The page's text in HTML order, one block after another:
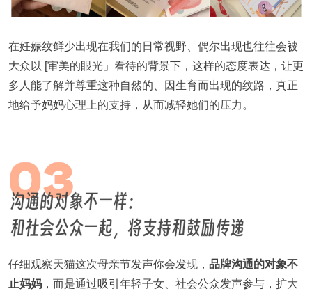
在妊娠纹鲜少出现在我们的日常视野、偶尔出现也往往会被
大众以 [审美的眼光」看待的背景下，这样的态度表达，让更
多人能了解并尊重这种自然的、因生育而出现的纹路，真正
地给予妈妈心理上的支持，从而减轻她们的压力。
仔细观察天猫这次母亲节发声你会发现， 品牌沟通的对象不
止妈妈 ，而是通过吸引年轻子女、社会公众发声参与，扩大